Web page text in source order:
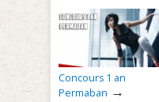
Concours 1 an
Permaban →